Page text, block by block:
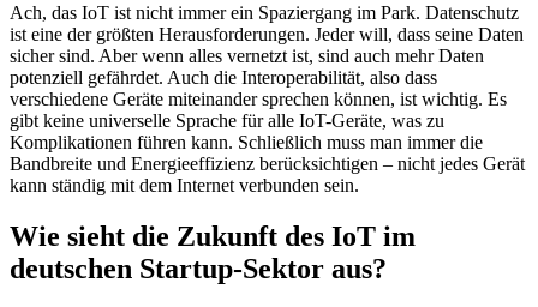
Ach, das IoT ist nicht immer ein Spaziergang im Park. Datenschutz
ist eine der größten Herausforderungen. Jeder will, dass seine Daten
sicher sind. Aber wenn alles vernetzt ist, sind auch mehr Daten
potenziell gefährdet. Auch die Interoperabilität, also dass
verschiedene Geräte miteinander sprechen können, ist wichtig. Es
gibt keine universelle Sprache für alle IoT-Geräte, was zu
Komplikationen führen kann. Schließlich muss man immer die
Bandbreite und Energieeffizienz berücksichtigen – nicht jedes Gerät
kann ständig mit dem Internet verbunden sein.
Wie sieht die Zukunft des IoT im
deutschen Startup-Sektor aus?